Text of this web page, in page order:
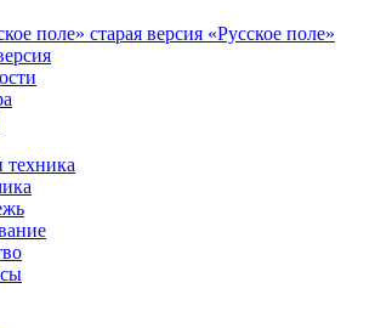
«Русское поле»
техника